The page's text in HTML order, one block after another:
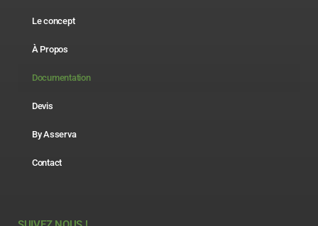
Le concept
À Propos
Documentation
Devis
By Asserva
Contact